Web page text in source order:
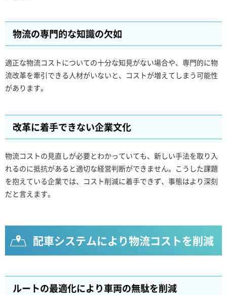
物流の専門的な知識の欠如
適正な物流コストについての十分な知見がない場合や、専門的に物
流改革を牽引できる人材がいないと、コストが増えてしまう可能性
があります。
改革に着手できない企業文化
物流コストの見直しが必要とわかっていても、新しい手法を取り入
れるのに抵抗があると適切な経営判断ができません。こうした課題
を抱えている企業では、コスト削減に着手できず、事態はより深刻
だと言えます。
配車システムにより物流コストを削減
ルートの最適化により車両の無駄を削減